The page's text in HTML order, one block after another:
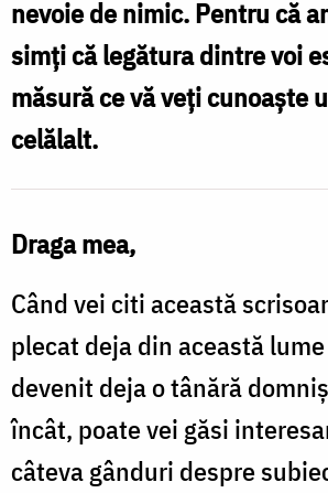
o
fată
a
zilelor
nevoie de nimic. Pentru că
simţi că legătura dintre voi
măsură ce vă veţi cunoaşte
celălalt.
Draga mea,
Când vei citi această
plecat deja din această
devenit deja o tânără
încât, poate vei găsi
câteva gânduri despre